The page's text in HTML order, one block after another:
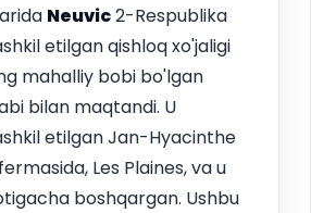
Neuvic2-Respublika
etilgan qishloq xo'jaligi
mahalliy bobi bo'lgan
bilan maqtandi. U
etilgan Jan-Hyacinthe
Les Plaines, va u
boshqargan. Ushbu